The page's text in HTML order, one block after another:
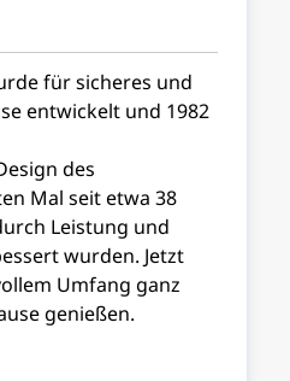
für sicheres und
entwickelt und 1982
des
Mal seit etwa 38
Leistung und
wurden. Jetzt
Umfang ganz
genießen.